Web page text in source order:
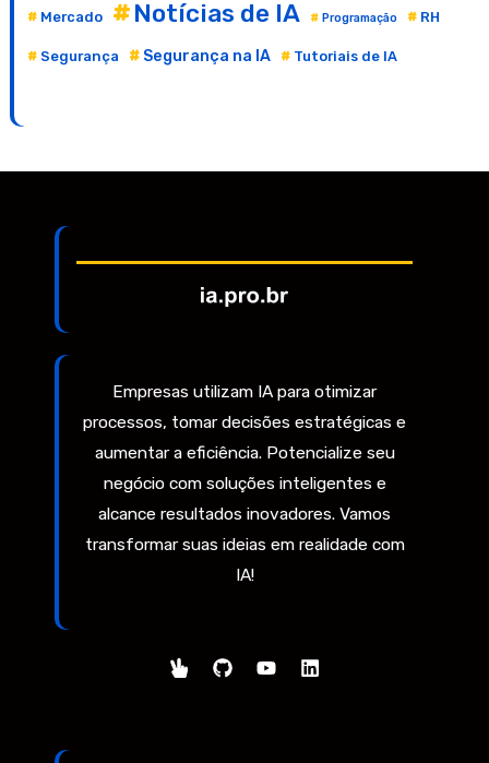
Mercado Notícias de IA Programação RH
Segurança Segurança na IA Tutoriais de IA
Empresas utilizam IA para otimizar
processos, tomar decisões estratégicas e
aumentar a eficiência. Potencialize seu
negócio com soluções inteligentes e
alcance resultados inovadores. Vamos
transformar suas ideias em realidade com
IA!